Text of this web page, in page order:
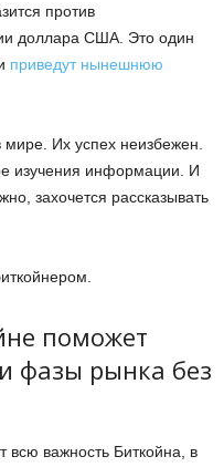
против
доллара США. Это один
приведут нынешнюю
Их успех неизбежен.
изучения информации. И
захочется рассказывать
поможет
фазы рынка без
всю важность Биткойна, в